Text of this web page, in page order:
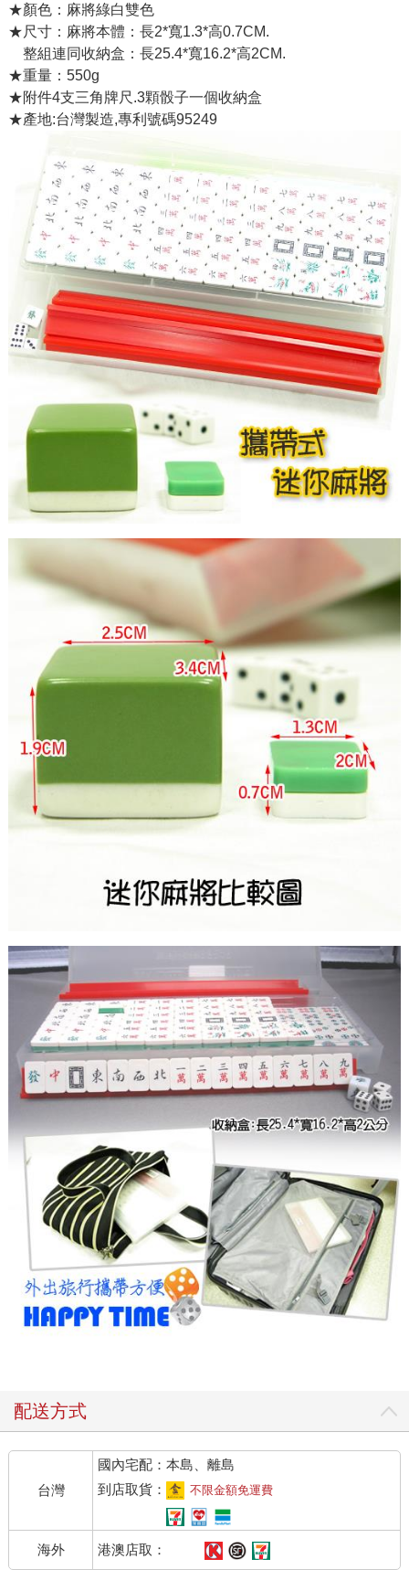
★顏色：麻將綠白雙色
★尺寸：麻將本體：長2*寬1.3*高0.7CM.
整組連同收納盒：長25.4*寬16.2*高2CM.
★重量：550g
★附件4支三角牌尺.3顆骰子一個收納盒
★產地:台灣製造,專利號碼95249
配送方式
台灣
國內宅配：本島、離島
到店取貨：
不限金額免運費
海外 港澳店取：